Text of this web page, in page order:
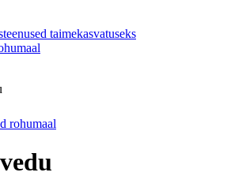
taimekasvatuseks
rohumaal